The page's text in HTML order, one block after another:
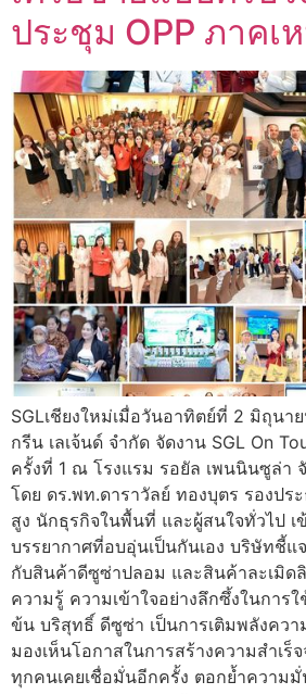
ประชุม OPP ภาคเ
SGLเชียงใหม่เมื่อวันอาทิตย์ที่ 2 มิถุนา
กรีน เลเจ้นด์ จำกัด จัดงาน SGL On
ครั้งที่ 1 ณ โรงแรม รอยัล เพนนินซูล่า
โดย ดร.พท.ดาราวัลย์ ทองบุตร รองปร
สูง นักธุรกิจในพื้นที่ และผู้สนใจทั่วไป เ
บรรยากาศที่อบอุ่นเป็นกันเอง บริษัทชี้แ
กับสินค้าดีซูซ่าปลอม และสินค้าละเมิด
ความรู้ ความเข้าใจอย่างลึกซึ้งในการ
ข้น บริสุทธิ์ ดีซูซ่า เป็นการเติมพลังคว
มองเห็นโอกาสในการสร้างความสำเ
ทุกคนเคยเชื่อมั่นอีกครั้ง ตอกย้ำความมั่